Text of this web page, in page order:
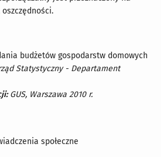
budżetów gospodarstw domowych
Statystyczny - Departament
GUS, Warszawa 2010 r.
społeczne